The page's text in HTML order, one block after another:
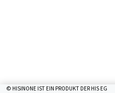
© HISINONE IST EIN PRODUKT DER HIS EG